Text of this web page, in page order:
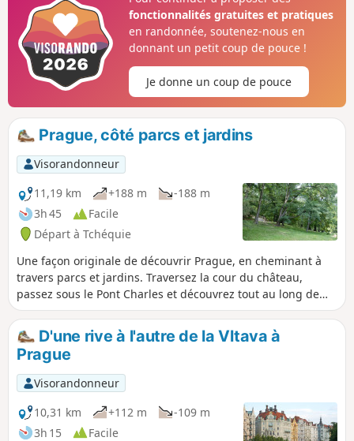
fonctionnalités gratuites et pratiques
en randonnée, soutenez-nous en
donnant un petit coup de pouce !
Je donne un coup de pouce
Prague, côté parcs et jardins
Visorandonneur
11,19 km
+188 m
-188 m
3h 45
Facile
Départ à Tchéquie
Une façon originale de découvrir Prague, en cheminant à
travers parcs et jardins. Traversez la cour du château,
passez sous le Pont Charles et découvrez tout au long de
votre randonnée d'innombrables vues panoramiques.
Prévoir quatre heures, non pas pour la difficulté du
parcours mais pour les nombreux arrêts indispensables si
l'on souhaite contempler la richesse et la diversité des
monuments de Prague.
D'une rive à l'autre de la Vltava à
Prague
Visorandonneur
10,31 km
+112 m
-109 m
3h 15
Facile